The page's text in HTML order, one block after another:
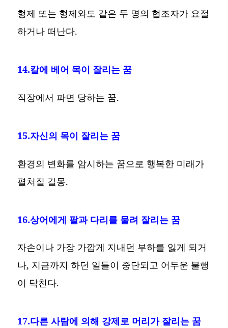
형제 또는 형제와도 같은 두 명의 협조자가 요절
하거나 떠난다.
14.칼에 베어 목이 잘리는 꿈
직장에서 파면 당하는 꿈.
15.자신의 목이 잘리는 꿈
환경의 변화를 암시하는 꿈으로 행복한 미래가
펼쳐질 길몽.
16.상어에게 팔과 다리를 물려 잘리는 꿈
자손이나 가장 가깝게 지내던 부하를 잃게 되거
나, 지금까지 하던 일들이 중단되고 어두운 불행
이 닥친다.
17.다른 사람에 의해 강제로 머리가 잘리는 꿈